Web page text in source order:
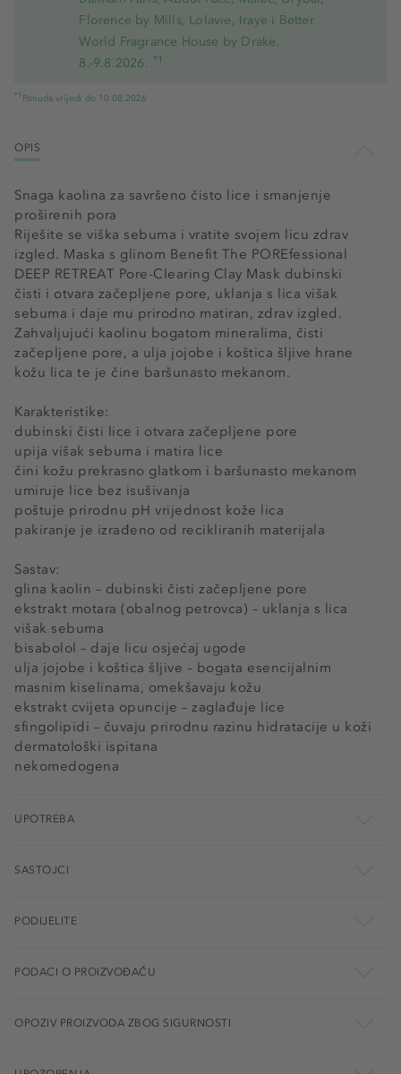
Florence by Mills, Lolavie, Iraye i Better
World Fragrance House by Drake.
8.-9.8.2026. *1
*1 Ponuda vrijedi do 10.08.2026
OPIS
Snaga kaolina za savršeno čisto lice i smanjenje
proširenih pora
Riješite se viška sebuma i vratite svojem licu zdrav
izgled. Maska s glinom Benefit The POREfessional
DEEP RETREAT Pore-Clearing Clay Mask dubinski
čisti i otvara začepljene pore, uklanja s lica višak
sebuma i daje mu prirodno matiran, zdrav izgled.
Zahvaljujući kaolinu bogatom mineralima, čisti
začepljene pore, a ulja jojobe i koštica šljive hrane
kožu lica te je čine baršunasto mekanom.
Karakteristike:
dubinski čisti lice i otvara začepljene pore
upija višak sebuma i matira lice
čini kožu prekrasno glatkom i baršunasto mekanom
umiruje lice bez isušivanja
poštuje prirodnu pH vrijednost kože lica
pakiranje je izrađeno od recikliranih materijala
Sastav:
glina kaolin – dubinski čisti začepljene pore
ekstrakt motara (obalnog petrovca) – uklanja s lica
višak sebuma
bisabolol – daje licu osjećaj ugode
ulja jojobe i koštica šljive – bogata esencijalnim
masnim kiselinama, omekšavaju kožu
ekstrakt cvijeta opuncije – zaglađuje lice
sfingolipidi – čuvaju prirodnu razinu hidratacije u koži
dermatološki ispitana
nekomedogena
UPOTREBA
SASTOJCI
PODIJELITE
PODACI O PROIZVOĐAČU
OPOZIV PROIZVODA ZBOG SIGURNOSTI